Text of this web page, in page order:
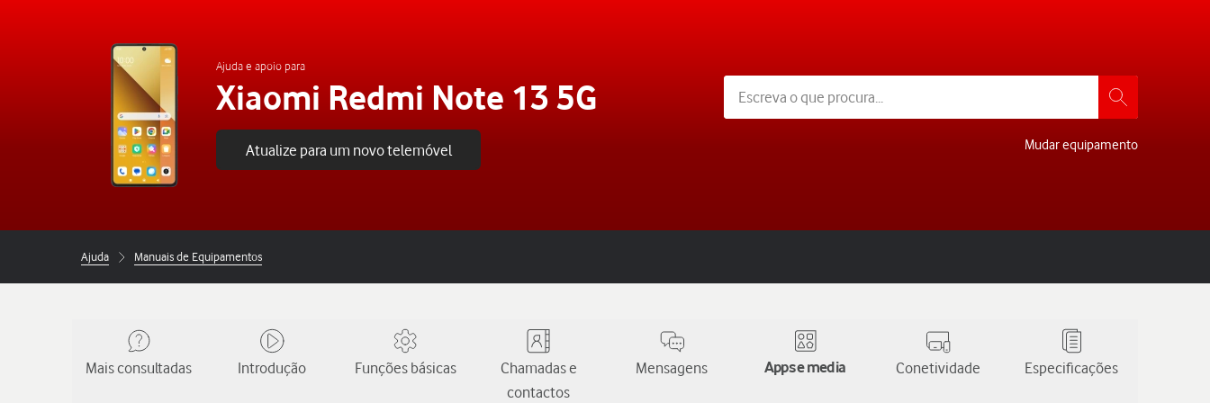
Ajuda e apoio para
Xiaomi Redmi Note 13 5G
Atualize para um novo telemóvel Mudar equipamento
Ajuda Manuais de Equipamentos
Mais consultadas Introdução Funções básicas
Chamadas e
contactos
Mensagens Apps e media Conetividade Especificações